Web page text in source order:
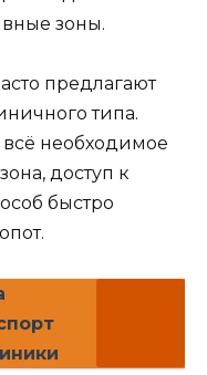
зоны.
предлагают
типа.
необходимое
доступ к
быстро